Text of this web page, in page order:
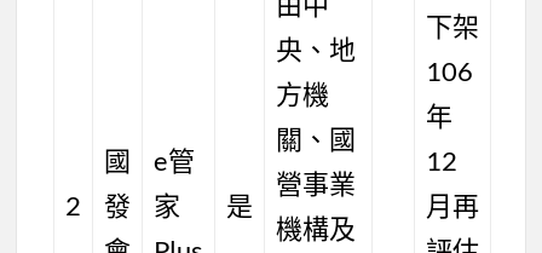
2
國
發
e管
家
是
央、地
方機
關、國
營事業
機構及
下架
106
年
12
月再